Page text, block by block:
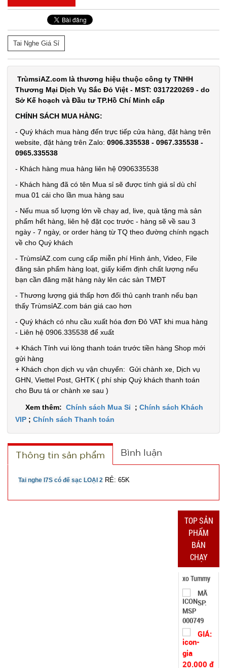
Tai Nghe Giá Sỉ
TrùmsỉAZ.com là thương hiệu thuộc công ty TNHH
Thương Mại Dịch Vụ Sắc Đỏ Việt - MST: 0317220269 - do
Sở Kế hoạch và Đầu tư TP.Hồ Chí Minh cấp
CHÍNH SÁCH MUA HÀNG:
- Quý khách mua hàng đến trực tiếp cửa hàng, đặt hàng trên
website, đặt hàng trên Zalo: 0906.335538 - 0967.335538 -
0965.335538
- Khách hàng mua hàng liên hệ 0906335538
- Khách hàng đã có tên Mua sỉ sẽ được tính giá sỉ dù chỉ
mua 01 cái cho lần mua hàng sau
- Nếu mua số lượng lớn về chạy ad, live, quà tặng mà sản
phẩm hết hàng, liên hệ đặt cọc trước - hàng sẽ về sau 3
ngày - 7 ngày, or order hàng từ TQ theo đường chính ngạch
về cho Quý khách
- TrùmsỉAZ.com cung cấp miễn phí Hình ảnh, Video, File
đăng sản phẩm hàng loạt, giấy kiểm định chất lượng nếu
bạn cần đăng mặt hàng này lên các sàn TMĐT
- Thương lượng giá thấp hơn đối thủ cạnh tranh nếu bạn
thấy TrùmsỉAZ.com bán giá cao hơn
- Quý khách có nhu cầu xuất hóa đơn Đỏ VAT khi mua hàng
- Liên hệ 0906.335538 để xuất
+ Khách Tỉnh vui lòng thanh toán trước tiền hàng Shop mới
gửi hàng
+ Khách chọn dịch vụ vận chuyển: Gửi chành xe, Dịch vụ
GHN, Viettel Post, GHTK ( phí ship Quý khách thanh toán
cho Bưu tá or chành xe sau )
Xem thêm: Chính sách Mua Sỉ ; Chính sách Khách
VIP ; Chính sách Thanh toán
Thông tin sản phẩm Bình luận
Tai nghe I7S có đế sạc LOẠI 2 RẺ: 65K
TOP SẢN
PHẨM
BÁN
CHẠY
Máy xông
vỏ Trắng
Chữ T xịn
MÃ
SP:
003690
19.000 đ
TÌNH
Test,
Cân nặng:
0,5kg
Dụng cụ lò
Trimmer
MÃ
000749
CÒN HÀNG
Test
Đặt
hàng
Găng tay
Slim túi
nilon rẻ (
T1000 )
MÃ
SP:
005066